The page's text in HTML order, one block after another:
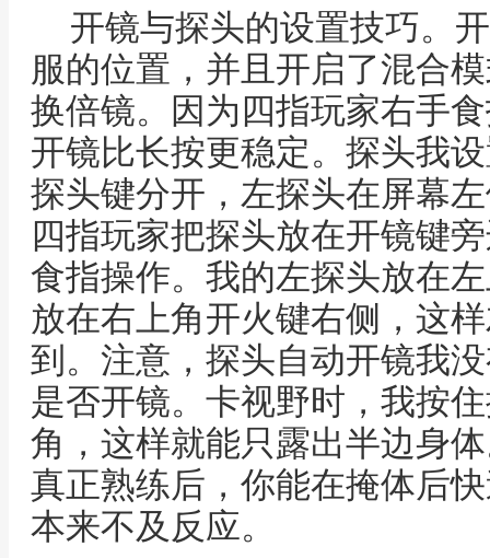
开镜与探头的设置技巧。
服的位置，并且开启了混合
换倍镜。因为四指玩家右手
开镜比长按更稳定。探头我
探头键分开，左探头在屏幕
四指玩家把探头放在开镜键
食指操作。我的左探头放在
放在右上角开火键右侧，这
到。注意，探头自动开镜我
是否开镜。卡视野时，我按
角，这样就能只露出半边身
真正熟练后，你能在掩体后
本来不及反应。